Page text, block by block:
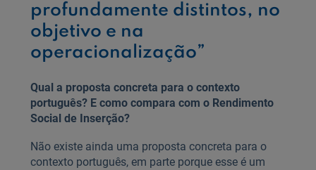
profundamente distintos, no
objetivo e na
operacionalização”
Qual a proposta concreta para o contexto
português? E como compara com o Rendimento
Social de Inserção?
Não existe ainda uma proposta concreta para o
contexto português, em parte porque esse é um